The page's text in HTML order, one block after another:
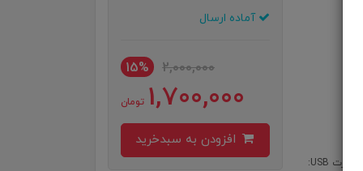
ویژگی :: توان خروجی 65 وات: این شارژر می تواند دستگاه های ش... چهار پورت USB:
آماده ارسال
2,000,000
15%
1,700,000 تومان